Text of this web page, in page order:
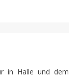
in Halle und dem